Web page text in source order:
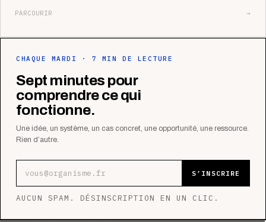
PARCOURIR →
CHAQUE MARDI · 7 MIN DE LECTURE
Sept minutes pour
comprendre ce qui
fonctionne.
Une idée, un système, un cas concret, une opportunité, une ressource.
Rien d’autre.
S’INSCRIRE
AUCUN SPAM. DÉSINSCRIPTION EN UN CLIC.